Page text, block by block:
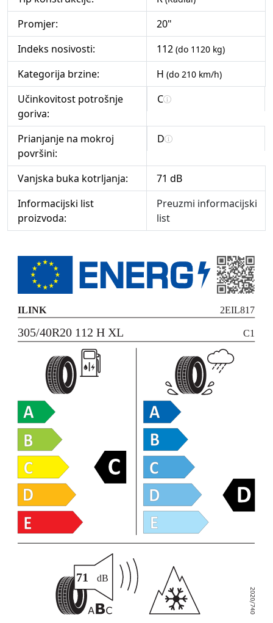
Promjer:
20"
Indeks nosivosti:
112 (do 1120 kg)
Kategorija brzine: H (do 210 km/h)
Učinkovitost potrošnje
goriva:
C
Prianjanje na mokroj
površini:
D
Vanjska buka kotrljanja:
71 dB
Informacijski list
proizvoda:
Preuzmi informacijski
list